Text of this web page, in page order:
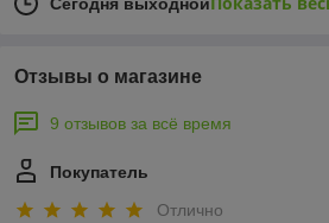
Сегодня выходной
Отзывы о магазине
9 отзывов за всё время
Покупатель
Отлично